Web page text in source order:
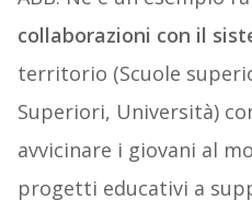
collaborazioni con il
territorio (Scuole
Superiori, Università)
avvicinare i giovani al
progetti educativi a